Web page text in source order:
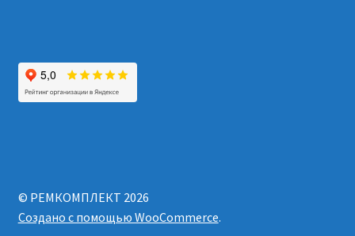
© РЕМКОМПЛЕКТ 2026
Создано с помощью WooCommerce.